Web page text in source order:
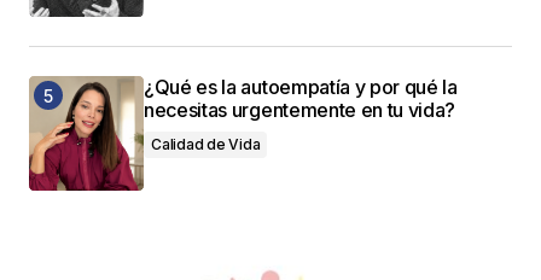
¿Qué es la autoempatía y por qué la
necesitas urgentemente en tu vida?
Calidad de Vida